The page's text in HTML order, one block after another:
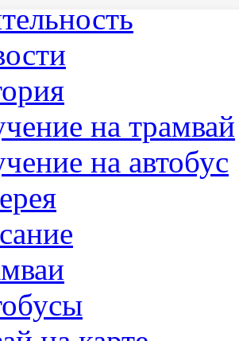
на трамвай
на автобус